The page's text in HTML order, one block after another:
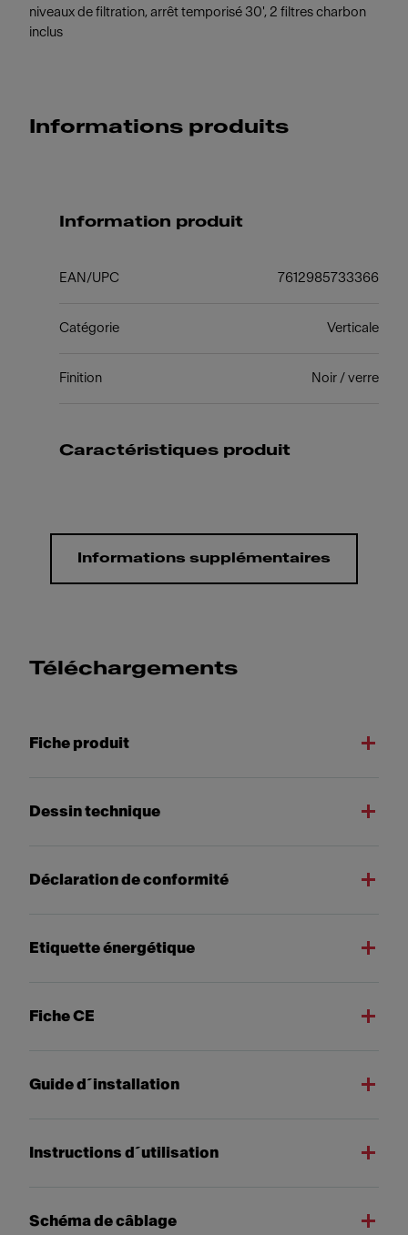
niveaux de filtration, arrêt temporisé 30', 2 filtres charbon
inclus
Informations produits
Information produit
EAN/UPC 7612985733366
Catégorie Verticale
Finition Noir / verre
Caractéristiques produit
Informations supplémentaires
Téléchargements
Fiche produit
Dessin technique
Déclaration de conformité
Etiquette énergétique
Fiche CE
Guide d´installation
Instructions d´utilisation
Schéma de câblage